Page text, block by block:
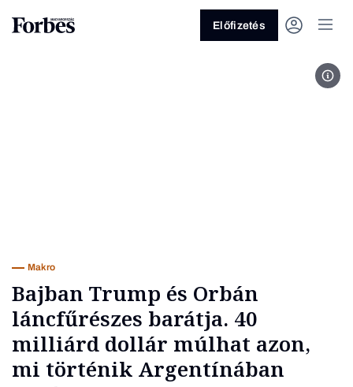
Előfizetés
Makro
Bajban Trump és Orbán
láncfűrészes barátja. 40
milliárd dollár múlhat azon,
mi történik Argentínában